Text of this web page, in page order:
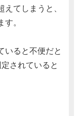
てしまうと、
。
いると不便だと
されていると